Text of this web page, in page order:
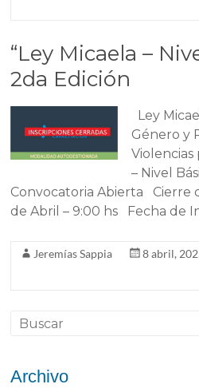
“Ley Micaela –
2da Edición
Ley
Género y
Violencias
– Nivel
Convocatoria Abierta Cierre
de Abril – 9:00 hs Fecha de
Jeremías Sappia 8 abril,
Archivo